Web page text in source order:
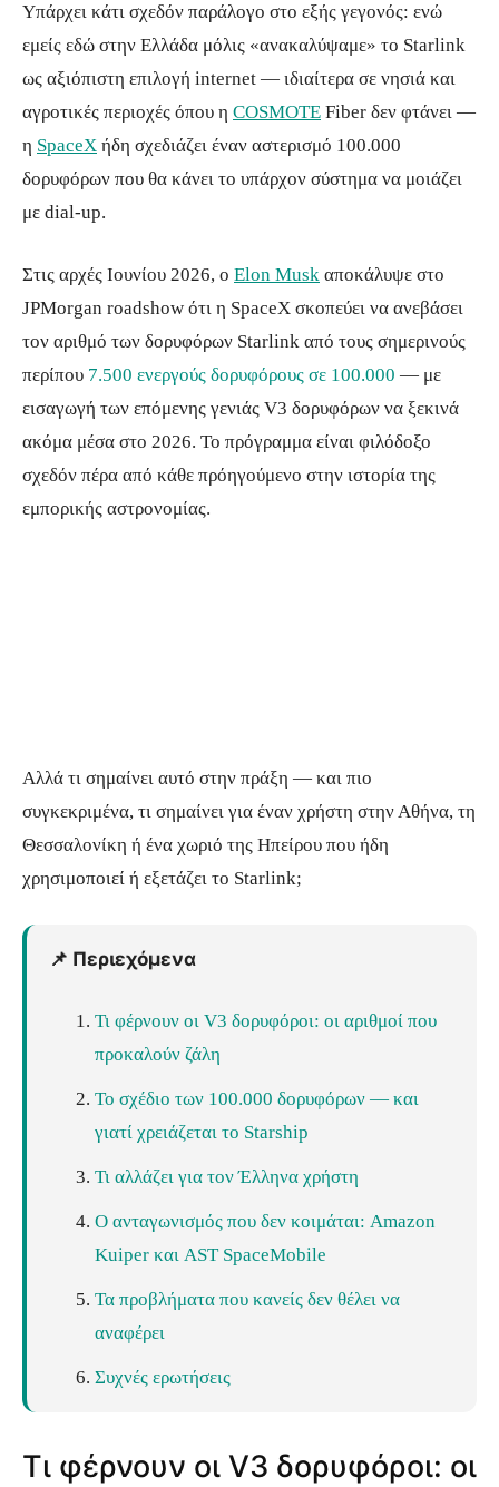
Υπάρχει κάτι σχεδόν παράλογο στο εξής γεγονός: ενώ
εμείς εδώ στην Ελλάδα μόλις «ανακαλύψαμε» το Starlink
ως αξιόπιστη επιλογή internet — ιδιαίτερα σε νησιά και
αγροτικές περιοχές όπου η COSMOTE Fiber δεν φτάνει —
η SpaceX ήδη σχεδιάζει έναν αστερισμό 100.000
δορυφόρων που θα κάνει το υπάρχον σύστημα να μοιάζει
με dial-up.
Στις αρχές Ιουνίου 2026, ο Elon Musk αποκάλυψε στο
JPMorgan roadshow ότι η SpaceX σκοπεύει να ανεβάσει
τον αριθμό των δορυφόρων Starlink από τους σημερινούς
περίπου 7.500 ενεργούς δορυφόρους σε 100.000 — με
εισαγωγή των επόμενης γενιάς V3 δορυφόρων να ξεκινά
ακόμα μέσα στο 2026. Το πρόγραμμα είναι φιλόδοξο
σχεδόν πέρα από κάθε πρόηγούμενο στην ιστορία της
εμπορικής αστρονομίας.
Αλλά τι σημαίνει αυτό στην πράξη — και πιο
συγκεκριμένα, τι σημαίνει για έναν χρήστη στην Αθήνα, τη
Θεσσαλονίκη ή ένα χωριό της Ηπείρου που ήδη
χρησιμοποιεί ή εξετάζει το Starlink;
📌 Περιεχόμενα
Τι φέρνουν οι V3 δορυφόροι: οι αριθμοί που
προκαλούν ζάλη
Το σχέδιο των 100.000 δορυφόρων — και
γιατί χρειάζεται το Starship
Τι αλλάζει για τον Έλληνα χρήστη
Ο ανταγωνισμός που δεν κοιμάται: Amazon
Kuiper και AST SpaceMobile
Τα προβλήματα που κανείς δεν θέλει να
αναφέρει
Συχνές ερωτήσεις
Τι φέρνουν οι V3 δορυφόροι: οι